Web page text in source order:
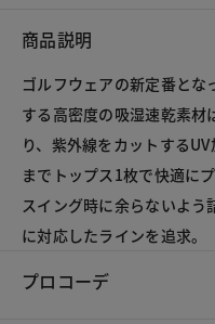
商品説明
ゴルフウェアの新定番と
する高密度の吸湿速乾素材
り、紫外線をカットする
までトップス1枚で快適に
スイング時に余らないよ
に対応したラインを追求。
プロコーデ